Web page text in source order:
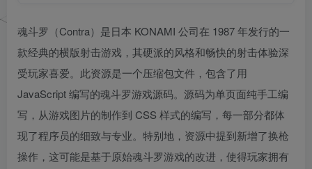
魂斗罗（Contra）是日本 KONAMI 公司在 1987 年发行的一
款经典的横版射击游戏，其硬派的风格和畅快的射击体验深
受玩家喜爱。此资源是一个压缩包文件，包含了用
JavaScript 编写的魂斗罗游戏源码。源码为单页面纯手工编
写，从游戏图片的制作到 CSS 样式的编写，每一部分都体
现了程序员的细致与专业。特别地，资源中提到新增了换枪
操作，这可能是基于原始魂斗罗游戏的改进，使得玩家拥有